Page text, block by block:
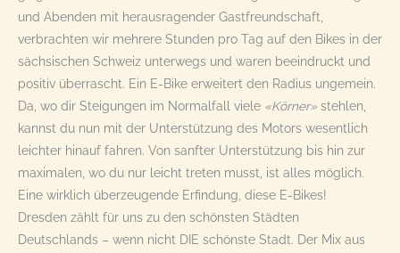
und Abenden mit herausragender Gastfreundschaft,
verbrachten wir mehrere Stunden pro Tag auf den Bikes in der
sächsischen Schweiz unterwegs und waren beeindruckt und
positiv überrascht. Ein E-Bike erweitert den Radius ungemein.
Da, wo dir Steigungen im Normalfall viele «Körner» stehlen,
kannst du nun mit der Unterstützung des Motors wesentlich
leichter hinauf fahren. Von sanfter Unterstützung bis hin zur
maximalen, wo du nur leicht treten musst, ist alles möglich.
Eine wirklich überzeugende Erfindung, diese E-Bikes!
Dresden zählt für uns zu den schönsten Städten
Deutschlands – wenn nicht DIE schönste Stadt. Der Mix aus